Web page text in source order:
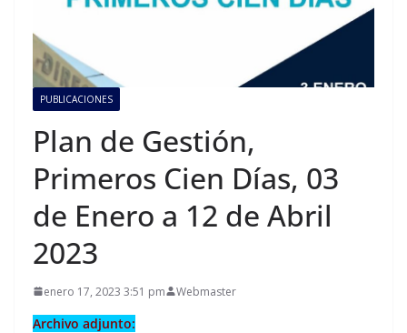
PUBLICACIONES
Plan de Gestión,
Primeros Cien Días, 03
de Enero a 12 de Abril
2023
enero 17, 2023 3:51 pm Webmaster
Archivo adjunto: